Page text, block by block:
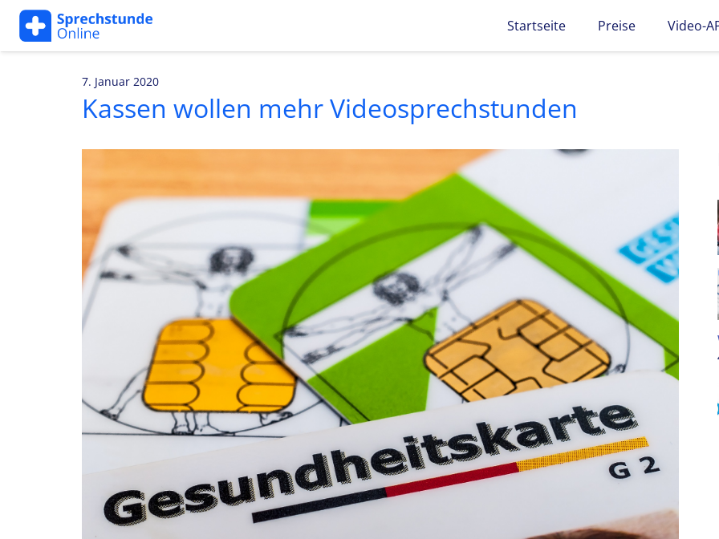
Startseite Preise Video-
7. Januar 2020
Kassen wollen mehr Videosprechstunden